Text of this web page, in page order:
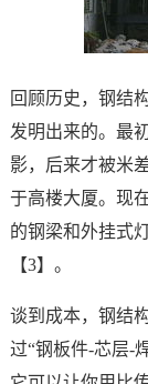
回顾历史，钢结
发明出来的。最
影，后来才被米
于高楼大厦。现
的钢梁和外挂式
【3】。
谈到成本，钢结
过“钢板件-芯层-